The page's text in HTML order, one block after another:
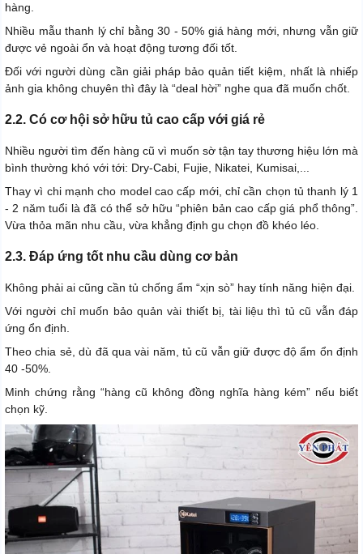
hàng.
Nhiều mẫu thanh lý chỉ bằng 30 - 50% giá hàng mới, nhưng vẫn giữ
được vẻ ngoài ổn và hoạt động tương đối tốt.
Đối với người dùng cần giải pháp bảo quản tiết kiệm, nhất là nhiếp
ảnh gia không chuyên thì đây là “deal hời” nghe qua đã muốn chốt.
2.2. Có cơ hội sở hữu tủ cao cấp với giá rẻ
Nhiều người tìm đến hàng cũ vì muốn sờ tận tay thương hiệu lớn mà
bình thường khó với tới: Dry-Cabi, Fujie, Nikatei, Kumisai,...
Thay vì chi mạnh cho model cao cấp mới, chỉ cần chọn tủ thanh lý 1
- 2 năm tuổi là đã có thể sở hữu “phiên bản cao cấp giá phổ thông”.
Vừa thỏa mãn nhu cầu, vừa khẳng định gu chọn đồ khéo léo.
2.3. Đáp ứng tốt nhu cầu dùng cơ bản
Không phải ai cũng cần tủ chống ẩm “xịn sò” hay tính năng hiện đại.
Với người chỉ muốn bảo quản vài thiết bị, tài liệu thì tủ cũ vẫn đáp
ứng ổn định.
Theo chia sẻ, dù đã qua vài năm, tủ cũ vẫn giữ được độ ẩm ổn định
40 -50%.
Minh chứng rằng “hàng cũ không đồng nghĩa hàng kém” nếu biết
chọn kỹ.